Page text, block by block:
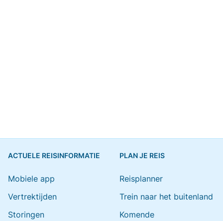
ACTUELE REISINFORMATIE
Mobiele app
Vertrektijden
Storingen
PLAN JE REIS
Reisplanner
Trein naar het buitenland
Komende